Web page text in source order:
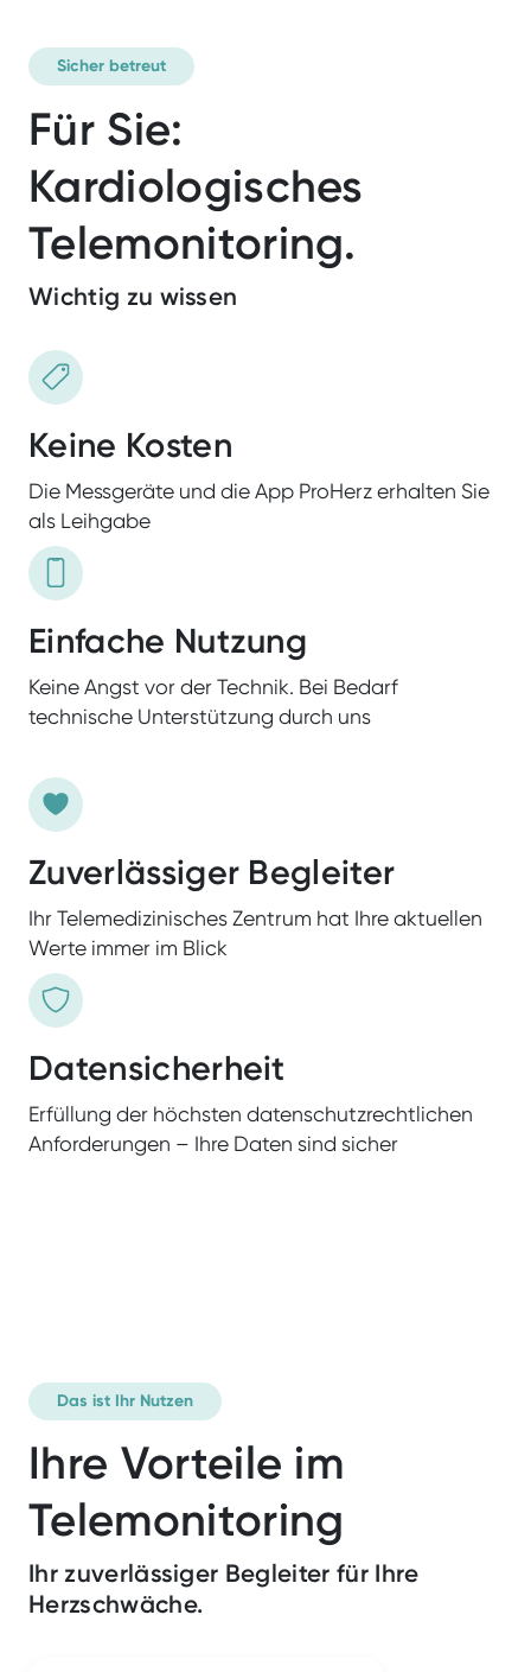
Garantie zur Sicherheit Ihrer Daten
Sicher betreut
Für Sie:
Kardiologisches
Telemonitoring.
Wichtig zu wissen
Keine Kosten
Die Messgeräte und die App ProHerz erhalten Sie
als Leihgabe
Einfache Nutzung
Keine Angst vor der Technik. Bei Bedarf
technische Unterstützung durch uns
Zuverlässiger Begleiter
Ihr Telemedizinisches Zentrum hat Ihre aktuellen
Werte immer im Blick
Datensicherheit
Erfüllung der höchsten datenschutzrechtlichen
Anforderungen – Ihre Daten sind sicher
Das ist Ihr Nutzen
Ihre Vorteile im
Telemonitoring
Ihr zuverlässiger Begleiter für Ihre
Herzschwäche.